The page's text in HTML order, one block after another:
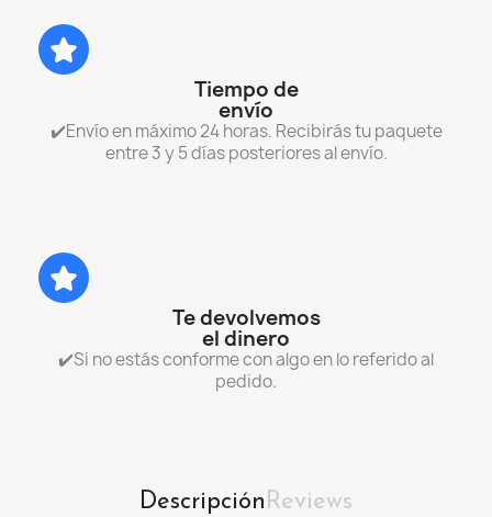
Tiempo de
envío
✔️Envío en máximo 24 horas. Recibirás tu paquete
entre 3 y 5 días posteriores al envío.
Te devolvemos
el dinero
✔️Si no estás conforme con algo en lo referido al
pedido.
DescripciónReviews